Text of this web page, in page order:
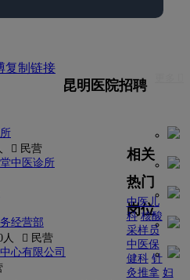
复制链接
昆明医院招聘
 民营
中医诊所
经营部
人
 民营
心有限公司
相关
热门
岗位
中医儿
科 核酸
采样员
中医保
健科 针
灸推拿 妇